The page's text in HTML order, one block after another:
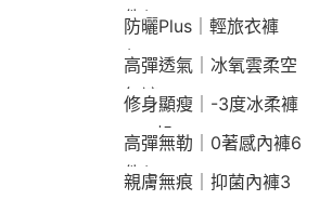
件$1790
防曬Plus｜輕旅衣褲
$2190
高彈透氣｜冰氧雲柔空
氣褲
修身顯瘦｜-3度冰柔褲
790起
高彈無勒｜0著感內褲6
件$1290
親膚無痕｜抑菌內褲3